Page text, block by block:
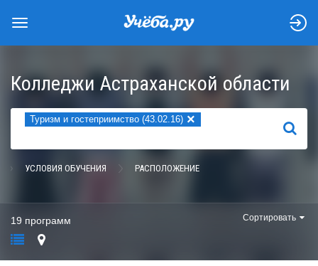
Колледжи Астраханской области
Туризм и гостеприимство (43.02.16) ×
НАЙТИ
УСЛОВИЯ ОБУЧЕНИЯ РАСПОЛОЖЕНИЕ
19 программ Сортировать